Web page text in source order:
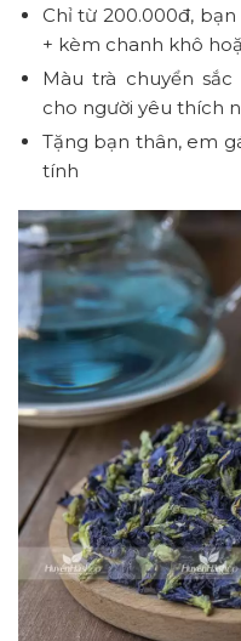
Chỉ từ 200.000đ,
+ kèm chanh khô
Màu trà chuyển
cho người yêu thích
Tặng bạn thân, em
tính